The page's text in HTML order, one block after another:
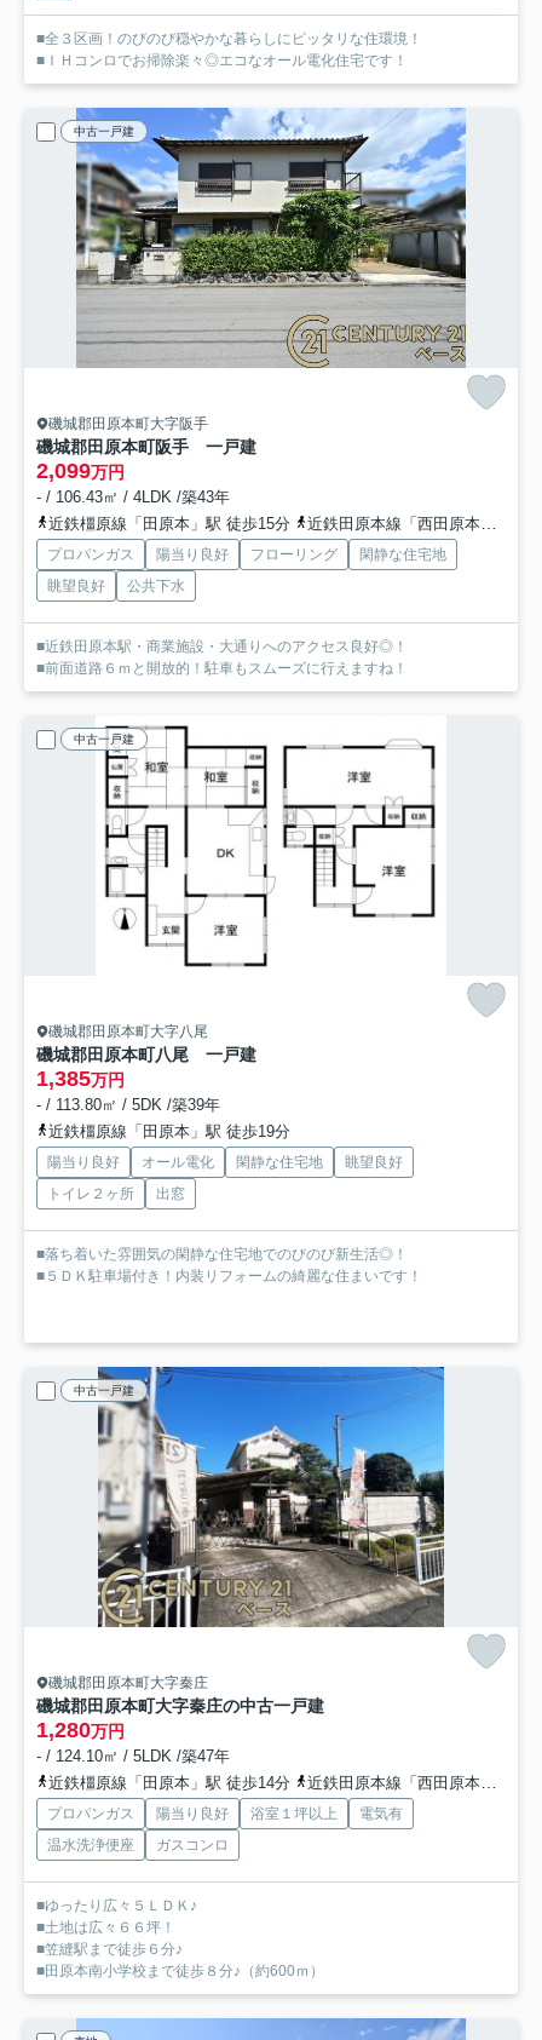
■全３区画！のびのび穏やかな暮らしにピッタリな住環境！
■ＩＨコンロでお掃除楽々◎エコなオール電化住宅です！
中古一戸建
磯城郡田原本町大字阪手
磯城郡田原本町阪手 一戸建
2,099万円
- / 106.43㎡ / 4LDK /築43年
近鉄橿原線「田原本」駅 徒歩15分
近鉄田原本線「西田原本」駅 徒歩16分
プロパンガス 陽当り良好 フローリング
閑静な住宅地
眺望良好
公共下水
■近鉄田原本駅・商業施設・大通りへのアクセス良好◎！
■前面道路６ｍと開放的！駐車もスムーズに行えますね！
中古一戸建
磯城郡田原本町大字八尾
磯城郡田原本町八尾 一戸建
1,385万円
- / 113.80㎡ / 5DK /築39年
近鉄橿原線「田原本」駅 徒歩19分
陽当り良好 オール電化 閑静な住宅地
眺望良好
トイレ２ヶ所
出窓
■落ち着いた雰囲気の閑静な住宅地でのびのび新生活◎！
■５ＤＫ駐車場付き！内装リフォームの綺麗な住まいです！
中古一戸建
磯城郡田原本町大字秦庄
磯城郡田原本町大字秦庄の中古一戸建
1,280万円
- / 124.10㎡ / 5LDK /築47年
近鉄橿原線「田原本」駅 徒歩14分
近鉄田原本線「西田原本」駅 徒歩16分
プロパンガス 陽当り良好 浴室１坪以上
電気有
温水洗浄便座
ガスコンロ
■ゆったり広々５ＬＤＫ♪
■土地は広々６６坪！
■笠縫駅まで徒歩６分♪
■田原本南小学校まで徒歩８分♪（約600ｍ）